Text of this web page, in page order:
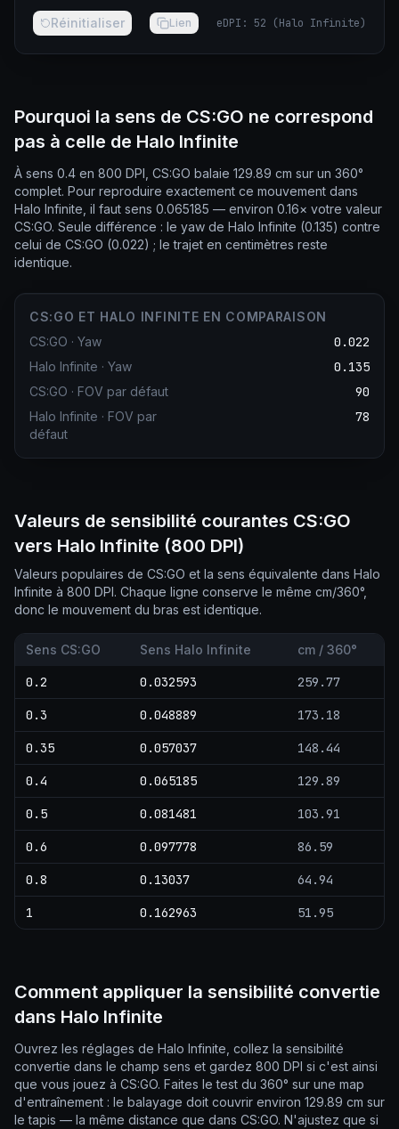
Réinitialiser Lien eDPI : 52 (Halo Infinite)
Pourquoi la sens de CS:GO ne correspond
pas à celle de Halo Infinite
À sens 0.4 en 800 DPI, CS:GO balaie 129.89 cm sur un 360°
complet. Pour reproduire exactement ce mouvement dans
Halo Infinite, il faut sens 0.065185 — environ 0.16× votre valeur
CS:GO. Seule différence : le yaw de Halo Infinite (0.135) contre
celui de CS:GO (0.022) ; le trajet en centimètres reste
identique.
CS:GO ET HALO INFINITE EN COMPARAISON
CS:GO · Yaw 0.022
Halo Infinite · Yaw 0.135
CS:GO · FOV par défaut 90
Halo Infinite · FOV par
défaut
78
Valeurs de sensibilité courantes CS:GO
vers Halo Infinite (800 DPI)
Valeurs populaires de CS:GO et la sens équivalente dans Halo
Infinite à 800 DPI. Chaque ligne conserve le même cm/360°,
donc le mouvement du bras est identique.
Sens CS:GO Sens Halo Infinite cm / 360°
0.2 0.032593 259.77
0.3 0.048889 173.18
0.35 0.057037 148.44
0.4 0.065185 129.89
0.5 0.081481 103.91
0.6 0.097778 86.59
0.8 0.13037 64.94
1 0.162963 51.95
Comment appliquer la sensibilité convertie
dans Halo Infinite
Ouvrez les réglages de Halo Infinite, collez la sensibilité
convertie dans le champ sens et gardez 800 DPI si c'est ainsi
que vous jouez à CS:GO. Faites le test du 360° sur une map
d'entraînement : le balayage doit couvrir environ 129.89 cm sur
le tapis — la même distance que dans CS:GO. N'ajustez que si